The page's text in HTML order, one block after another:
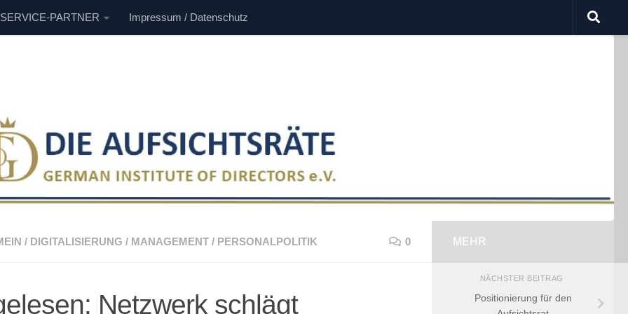
PARTNER Impressum / Datenschutz
/ DIGITALISIERUNG / MANAGEMENT / PERSONALPOLITIK 0
Netzwerk schlägt
MEHR
NÄCHSTER BEITRAG
Positionierung für den